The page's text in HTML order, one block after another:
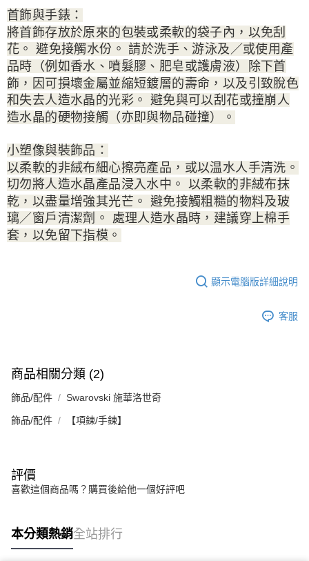
首飾與手錶：
將首飾存放於原來的包裝或柔軟的袋子內，以免刮
花。 避免接觸水份。 請於洗手、游泳及／或使用產
品時（例如香水、噴髮膠、肥皂或護膚液）除下首
飾，因可損壞金屬並縮短鍍層的壽命，以及引致脫色
和失去人造水晶的光彩。 避免與可以刮花或撞崩人
造水晶的硬物接觸（亦即與物品碰撞）。
小塑像與裝飾品：
以柔軟的非絨布細心擦亮產品，或以温水人手清洗。
切勿將人造水晶產品浸入水中。 以柔軟的非絨布抹
乾，以盡量增強其光芒。 避免接觸粗糙的物料及玻
璃／窗戶清潔劑。 處理人造水晶時，建議穿上棉手
套，以免留下指模。
顯示電腦版詳細說明
客服
商品相關分類 (2)
飾品/配件 Swarovski 施華洛世奇
飾品/配件 【項鍊/手鍊】
評價
喜歡這個商品嗎？購買後給他一個好評吧
本分類熱銷全站排行